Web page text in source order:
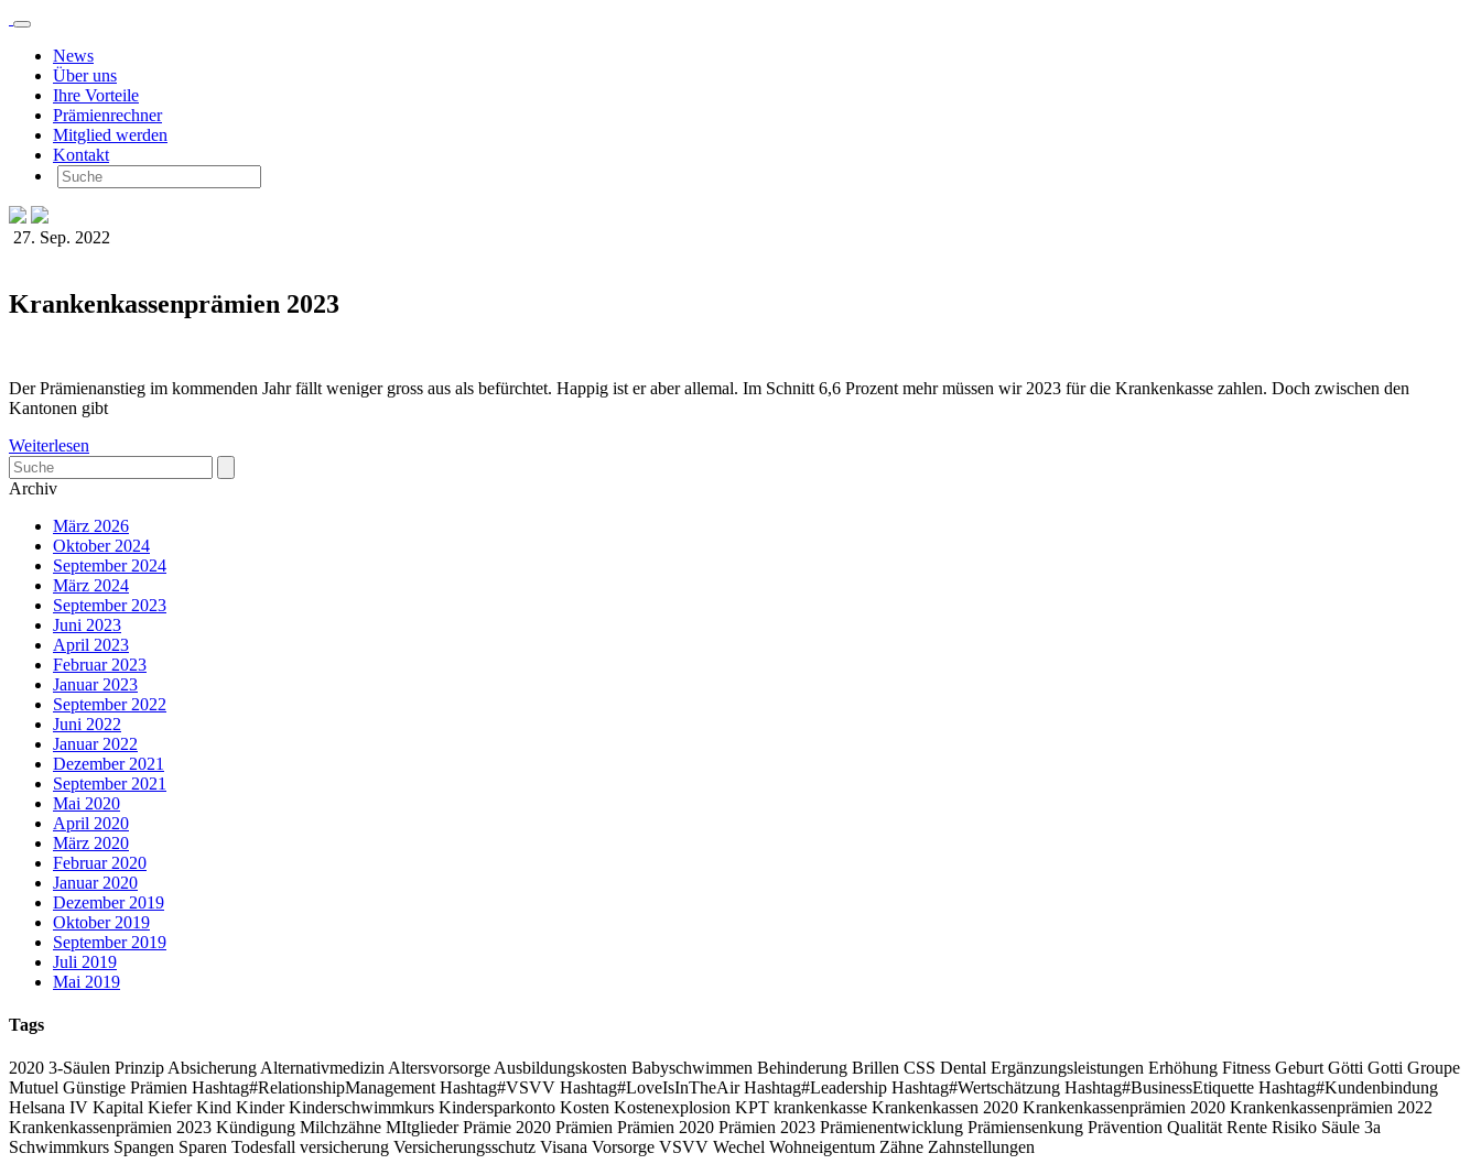
News
Über uns
Ihre Vorteile
Prämienrechner
Mitglied werden
Kontakt
27. Sep. 2022
Krankenkassenprämien 2023
Der Prämienanstieg im kommenden Jahr fällt weniger gross aus als befürchtet. Happig ist er aber allemal. Im Schnitt 6,6 Prozent mehr müssen wir 2023 für die Krankenkasse zahlen. Doch zwischen den
Kantonen gibt
Weiterlesen
Archiv
März 2026
Oktober 2024
September 2024
März 2024
September 2023
Juni 2023
April 2023
Februar 2023
Januar 2023
September 2022
Juni 2022
Januar 2022
Dezember 2021
September 2021
Mai 2020
April 2020
März 2020
Februar 2020
Januar 2020
Dezember 2019
Oktober 2019
September 2019
Juli 2019
Mai 2019
Tags
2020 3-Säulen Prinzip Absicherung Alternativmedizin Altersvorsorge Ausbildungskosten Babyschwimmen Behinderung Brillen CSS Dental Ergänzungsleistungen Erhöhung Fitness Geburt Götti Gotti Groupe
Mutuel Günstige Prämien Hashtag#RelationshipManagement Hashtag#VSVV Hashtag#LoveIsInTheAir Hashtag#Leadership Hashtag#Wertschätzung Hashtag#BusinessEtiquette Hashtag#Kundenbindung
Helsana IV Kapital KieferKind KinderKinderschwimmkurs Kindersparkonto Kosten Kostenexplosion KPT krankenkasse Krankenkassen 2020 Krankenkassenprämien 2020 Krankenkassenprämien 2022
Krankenkassenprämien 2023 Kündigung Milchzähne MItgliederPrämie 2020 Prämien Prämien 2020 Prämien 2023 Prämienentwicklung Prämiensenkung Prävention Qualität Rente Risiko Säule 3a
Schwimmkurs Spangen Sparen Todesfall versicherung Versicherungsschutz Visana Vorsorge VSVV Wechel Wohneigentum Zähne Zahnstellungen